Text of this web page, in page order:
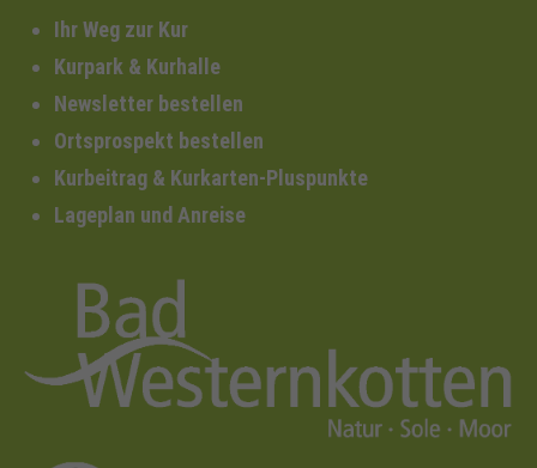
Ihr Weg zur Kur
Kurpark & Kurhalle
Newsletter bestellen
Ortsprospekt bestellen
Kurbeitrag & Kurkarten-Pluspunkte
Lageplan und Anreise